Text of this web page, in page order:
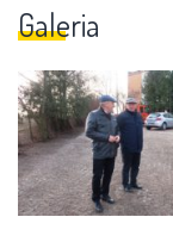
Galeria